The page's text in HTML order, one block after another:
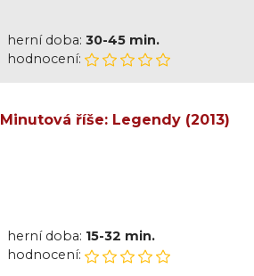
herní doba: 30-45 min.
hodnocení:
Minutová říše: Legendy (2013)
herní doba: 15-32 min.
hodnocení: